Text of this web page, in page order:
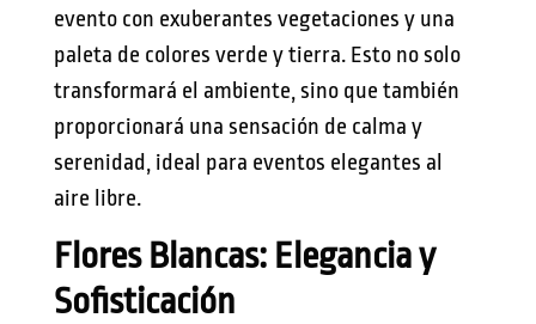
evento con exuberantes vegetaciones y una
paleta de colores verde y tierra. Esto no solo
transformará el ambiente, sino que también
proporcionará una sensación de calma y
serenidad, ideal para eventos elegantes al
aire libre.
Flores Blancas: Elegancia y
Sofisticación